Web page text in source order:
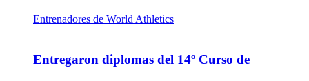
Entregaron diplomas del 14º Curso de